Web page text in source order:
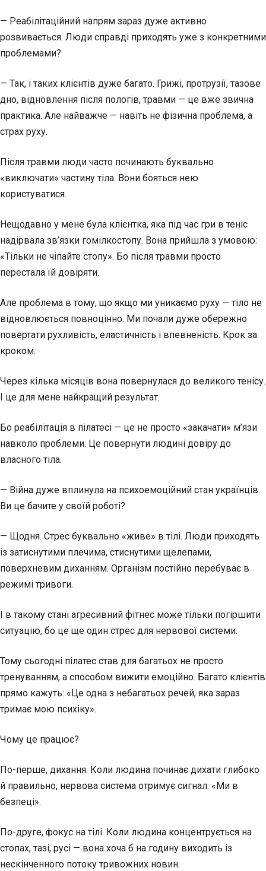
— Реабілітаційний напрям зараз дуже активно
розвивається. Люди справді приходять уже з конкретними
проблемами?
— Так, і таких клієнтів дуже багато. Грижі, протрузії, тазове
дно, відновлення після пологів, травми — це вже звична
практика. Але найважче — навіть не фізична проблема, а
страх руху.
Після травми люди часто починають буквально
«виключати» частину тіла. Вони бояться нею
користуватися.
Нещодавно у мене була клієнтка, яка під час гри в теніс
надірвала зв’язки гомілкостопу. Вона прийшла з умовою:
«Тільки не чіпайте стопу». Бо після травми просто
перестала їй довіряти.
Але проблема в тому, що якщо ми уникаємо руху — тіло не
відновлюється повноцінно. Ми почали дуже обережно
повертати рухливість, еластичність і впевненість. Крок за
кроком.
Через кілька місяців вона повернулася до великого тенісу.
І це для мене найкращий результат.
Бо реабілітація в пілатесі — це не просто «закачати» м’язи
навколо проблеми. Це повернути людині довіру до
власного тіла.
— Війна дуже вплинула на психоемоційний стан українців.
Ви це бачите у своїй роботі?
— Щодня. Стрес буквально «живе» в тілі. Люди приходять
із затиснутими плечима, стиснутими щелепами,
поверхневим диханням. Організм постійно перебуває в
режимі тривоги.
І в такому стані агресивний фітнес може тільки погіршити
ситуацію, бо це ще один стрес для нервової системи.
Тому сьогодні пілатес став для багатьох не просто
тренуванням, а способом вижити емоційно. Багато клієнтів
прямо кажуть: «Це одна з небагатьох речей, яка зараз
тримає мою психіку».
Чому це працює?
По-перше, дихання. Коли людина починає дихати глибоко
й правильно, нервова система отримує сигнал: «Ми в
безпеці».
По-друге, фокус на тілі. Коли людина концентрується на
стопах, тазі, русі — вона хоча б на годину виходить із
нескінченного потоку тривожних новин.